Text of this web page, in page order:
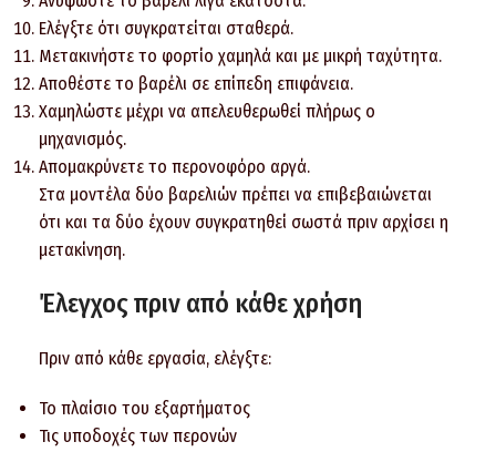
Ελέγξτε ότι συγκρατείται σταθερά.
Μετακινήστε το φορτίο χαμηλά και με μικρή ταχύτητα.
Αποθέστε το βαρέλι σε επίπεδη επιφάνεια.
Χαμηλώστε μέχρι να απελευθερωθεί πλήρως ο
μηχανισμός.
Απομακρύνετε το περονοφόρο αργά.
Στα μοντέλα δύο βαρελιών πρέπει να επιβεβαιώνεται
ότι και τα δύο έχουν συγκρατηθεί σωστά πριν αρχίσει η
μετακίνηση.
Έλεγχος πριν από κάθε χρήση
Πριν από κάθε εργασία, ελέγξτε:
Το πλαίσιο του εξαρτήματος
Τις υποδοχές των περονών